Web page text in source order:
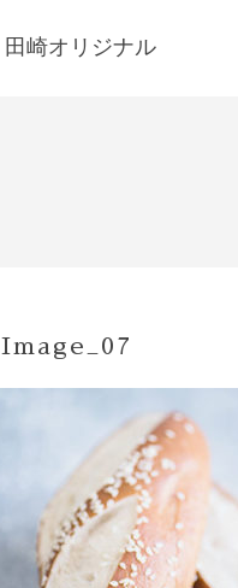
田崎オリジナル
Image_07